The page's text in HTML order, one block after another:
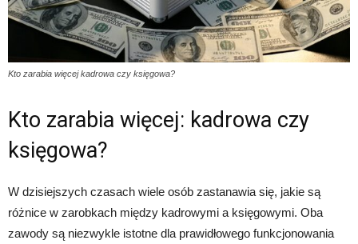
Kto zarabia więcej kadrowa czy księgowa?
Kto zarabia więcej: kadrowa czy
księgowa?
W dzisiejszych czasach wiele osób zastanawia się, jakie są
różnice w zarobkach między kadrowymi a księgowymi. Oba
zawody są niezwykle istotne dla prawidłowego funkcjonowania